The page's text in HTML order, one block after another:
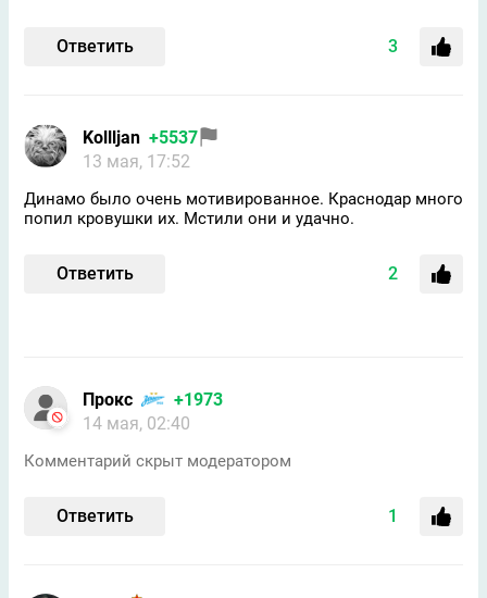
Ответить 3
Kollljan +5537
13 мая, 17:52
Динамо было очень мотивированное. Краснодар много
попил кровушки их. Мстили они и удачно.
Ответить 2
Прокс
+1973
14 мая, 02:40
Комментарий скрыт модератором
Ответить 1